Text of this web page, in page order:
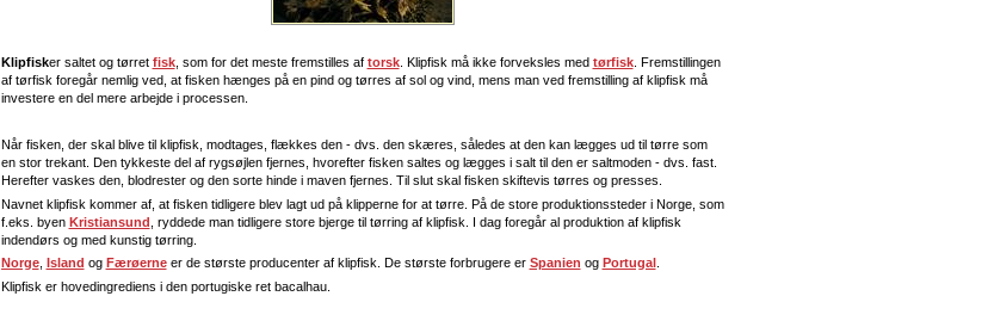
Klipfisker saltet og tørret fisk, som for det meste fremstilles af torsk. Klipfisk må ikke forveksles med tørfisk. Fremstillingen
af tørfisk foregår nemlig ved, at fisken hænges på en pind og tørres af sol og vind, mens man ved fremstilling af klipfisk må
investere en del mere arbejde i processen.
Når fisken, der skal blive til klipfisk, modtages, flækkes den - dvs. den skæres, således at den kan lægges ud til tørre som
en stor trekant. Den tykkeste del af rygsøjlen fjernes, hvorefter fisken saltes og lægges i salt til den er saltmoden - dvs. fast.
Herefter vaskes den, blodrester og den sorte hinde i maven fjernes. Til slut skal fisken skiftevis tørres og presses.
Navnet klipfisk kommer af, at fisken tidligere blev lagt ud på klipperne for at tørre. På de store produktionssteder i Norge, som
f.eks. byen Kristiansund , ryddede man tidligere store bjerge til tørring af klipfisk. I dag foregår al produktion af klipfisk
indendørs og med kunstig tørring.
Norge, Island og Færøerneer de største producenter af klipfisk. De største forbrugere er Spanien og Portugal
Klipfisk er hovedingrediens i den portugiske ret bacalhau.